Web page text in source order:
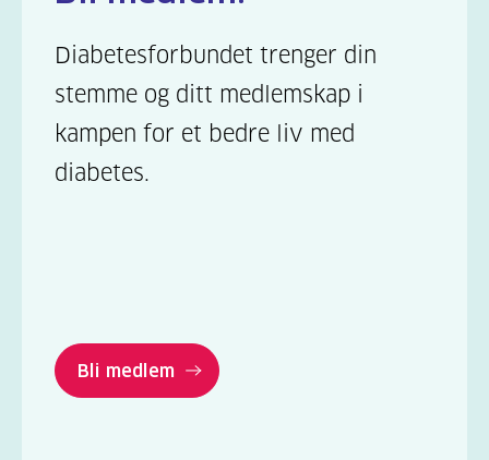
Diabetesforbundet trenger din
stemme og ditt medlemskap i
kampen for et bedre liv med
diabetes.
Bli medlem